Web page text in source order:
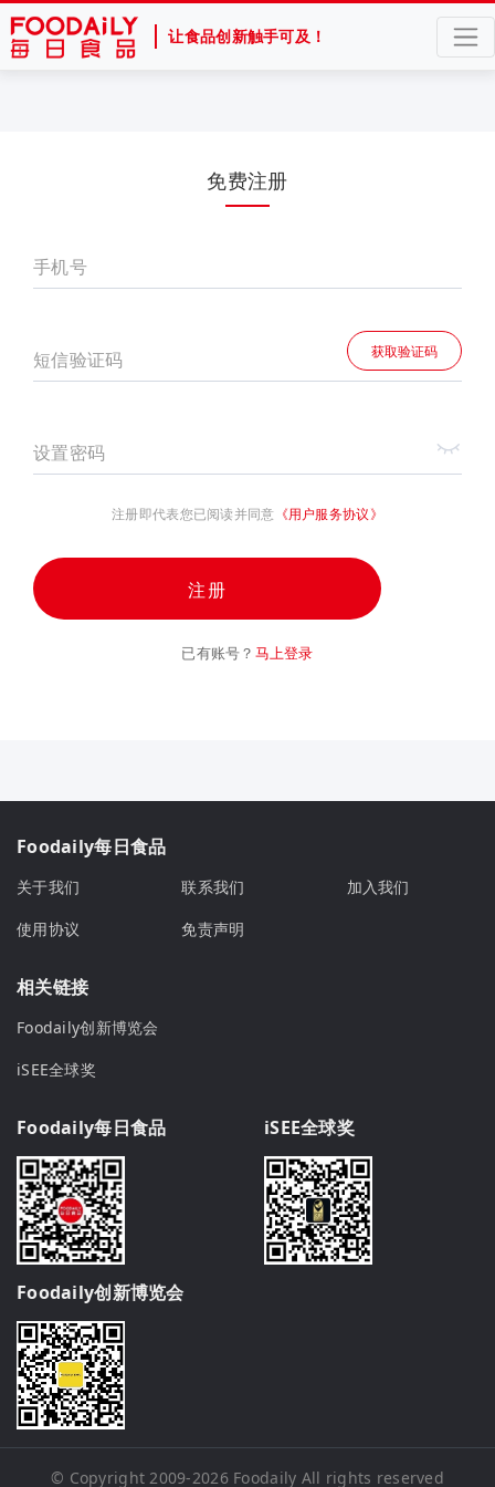
让食品创新触手可及！
免费注册
手机号
短信验证码 获取验证码
设置密码
注册即代表您已阅读并同意 《用户服务协议》
注册
已有账号？ 马上登录
Foodaily每日食品
关于我们 联系我们
加入我们
使用协议
免责声明
相关链接
Foodaily创新博览会
iSEE全球奖
Foodaily每日食品 iSEE全球奖
Foodaily创新博览会
© Copyright 2009-2026 Foodaily All rights reserved